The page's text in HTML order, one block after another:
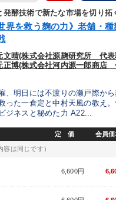
発酵技術で新たな市場を切り拓
界を救う麹の力》老舗・
文晴(株式会社源麹研究所 代表
正博(株式会社河内源一郎商店
、明日には不渡りの瀬戸際か
った一倉定と中村天風の教え
ジネスと秘めた力 A22...
定 価 会員
容は同じです）
6,600円